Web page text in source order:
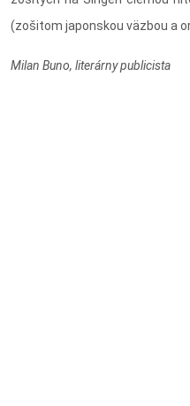
(zošitom japonskou väzbou a
Milan Buno, literárny publicista